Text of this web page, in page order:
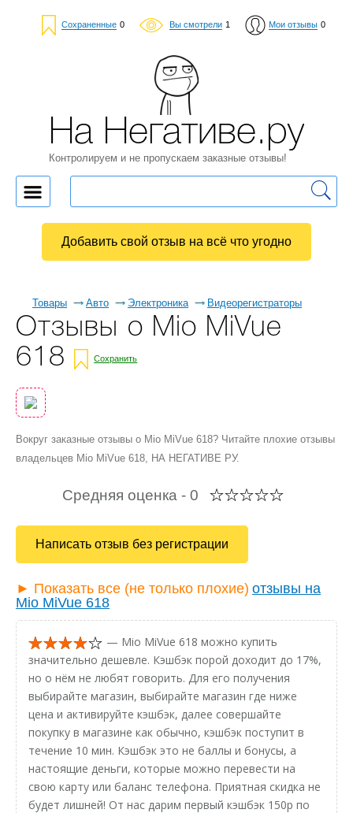
Сохраненные 0 Вы смотрели 1 Мои отзывы 0
Товары Авто Электроника Видеорегистраторы
Отзывы о Mio MiVue
618
Сохранить
Вокруг заказные отзывы о Mio MiVue 618? Читайте плохие отзывы
владельцев Mio MiVue 618, НА НЕГАТИВЕ РУ.
Средняя оценка - 0
Написать отзыв без регистрации
► Показать все (не только плохие) отзывы на
Mio MiVue 618
— Mio MiVue 618 можно купить
значительно дешевле. Кэшбэк порой доходит до 17%,
но о нём не любят говорить. Для его получения
выбирайте магазин, выбирайте магазин где ниже
цена и активируйте кэшбэк, далее совершайте
покупку в магазине как обычно, кэшбэк поступит в
течение 10 мин. Кэшбэк это не баллы и бонусы, а
настоящие деньги, которые можно перевести на
свою карту или баланс телефона. Приятная скидка не
будет лишней! От нас дарим первый кэшбэк 150р по
На Негативе.ру
Контролируем и не пропускаем заказные отзывы!
Добавить свой отзыв на всё что угодно